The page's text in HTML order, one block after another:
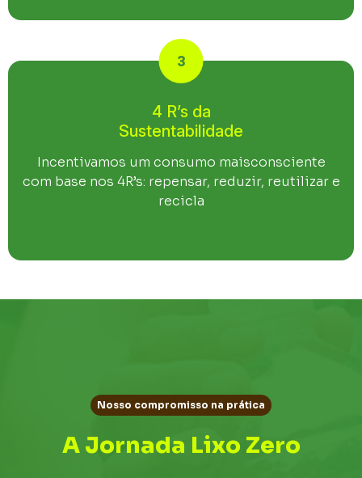
3
4 R’s da
Sustentabilidade
Incentivamos um consumo maisconsciente
com base nos 4R’s: repensar, reduzir, reutilizar e
recicla
Nosso compromisso na prática
A Jornada Lixo Zero